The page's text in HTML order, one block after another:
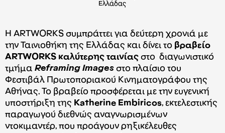
Ελλάδας
Η ARTWORKS συμπράττει για δεύτερη χρονιά με
την Ταινιοθήκη της Ελλάδας και δίνει το βραβείο
ARTWORKS καλύτερης ταινίας στο διαγωνιστικό
τμήμα Reframing Images στο πλαίσιο του
Φεστιβάλ Πρωτοποριακού Κινηματογράφου της
Αθήνας. Το βραβείο προσφέρεται με την ευγενική
υποστήριξη της Katherine Embiricos, εκτελεστικής
παραγωγού διεθνώς αναγνωρισμένων
ντοκιμαντέρ, που προάγουν ρηξικέλευθες